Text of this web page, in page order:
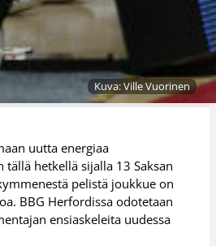
Kuva: Ville Vuorinen
uutta energiaa
tällä hetkellä sijalla 13 Saksan
pelistä joukkue on
BBG Herfordissa odotetaan
ensiaskeleita uudessa